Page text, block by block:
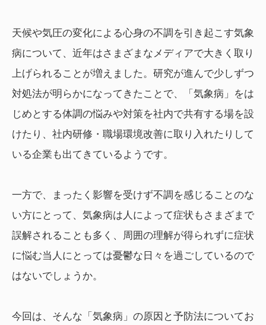
天候や気圧の変化による心身の不調を引き起こす気象
病について、近年はさまざまなメディアで大きく取り
上げられることが増えました。研究が進んで少しずつ
対処法が明らかになってきたことで、「気象病」をは
じめとする体調の悩みや対策を社内で共有する場を設
けたり、社内研修・職場環境改善に取り入れたりして
いる企業も出てきているようです。
一方で、まったく影響を受けず不調を感じることのな
い方にとって、気象病は人によって症状もさまざまで
誤解されることも多く、周囲の理解が得られずに症状
に悩む当人にとっては憂鬱な日々を過ごしているので
はないでしょうか。
今回は、そんな「気象病」の原因と予防法についてお